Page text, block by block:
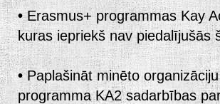
•Erasmus+ programmas Kay
kuras iepriekš nav piedalījušās
•Paplašināt minēto
programma KA2 sadarbības